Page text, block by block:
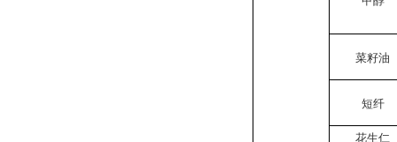
菜籽油
短纤
花生仁